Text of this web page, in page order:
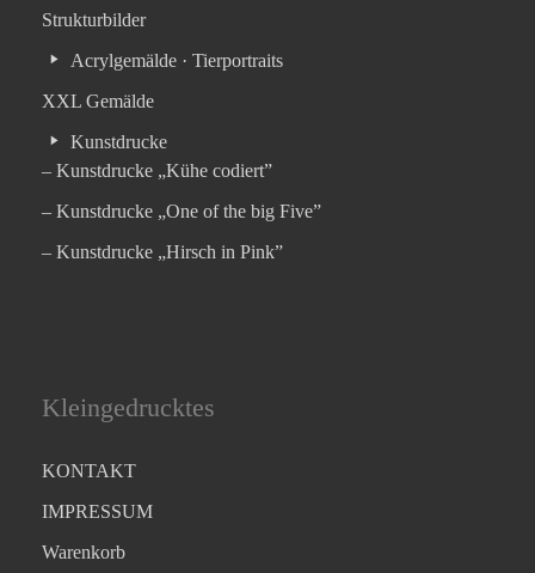
Strukturbilder
Acrylgemälde · Tierportraits
XXL Gemälde
Kunstdrucke
– Kunstdrucke „Kühe codiert”
– Kunstdrucke „One of the big Five”
– Kunstdrucke „Hirsch in Pink”
Kleingedrucktes
KONTAKT
IMPRESSUM
Warenkorb